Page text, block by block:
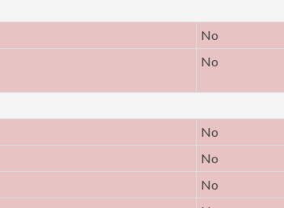
No
No
No
No
No